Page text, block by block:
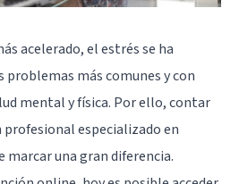
acelerado, el estrés se ha
problemas más comunes y con
mental y física. Por ello, contar
especializado en
marcar una gran diferencia.